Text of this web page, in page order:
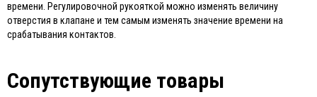
времени. Регулировочной рукояткой можно изменять величину
отверстия в клапане и тем самым изменять значение времени на
срабатывания контактов.
Сопутствующие товары